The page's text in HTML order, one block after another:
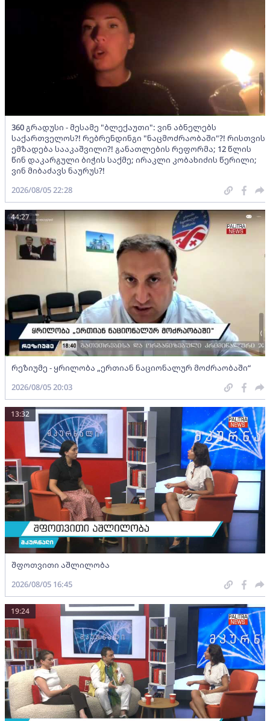
360 გრადუსი - მესამე "ბლექაუთი": ვინ აბნელებს
საქართველოს?! რებრენდინგი "ნაცმოძრაობაში"?! რისთვის
ემზადება სააკაშვილი?! განათლების რეფორმა; 12 წლის
წინ დაკარგული ბიჭის საქმე; ირაკლი კობახიძის წერილი;
ვინ მიბაძავს ნაურუს?!
2026/08/05 22:28
რეზიუმე - ყრილობა „ერთიან ნაციონალურ მოძრაობაში“
44:27
2026/08/05 20:03
შფოთვითი აშლილობა
13:32
2026/08/05 16:45
19:24